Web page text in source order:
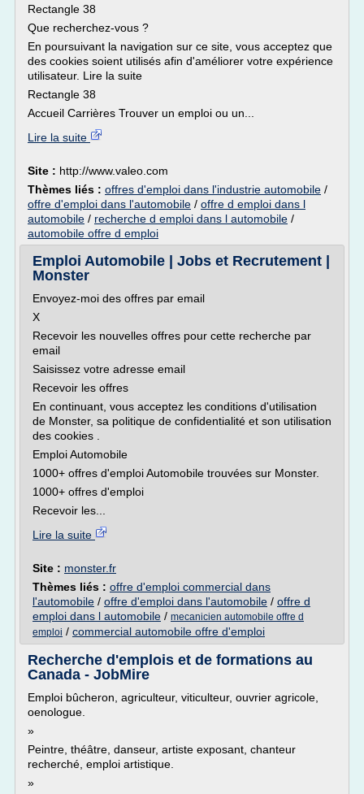
Rectangle 38
Que recherchez-vous ?
En poursuivant la navigation sur ce site, vous acceptez que
des cookies soient utilisés afin d'améliorer votre expérience
utilisateur. Lire la suite
Rectangle 38
Accueil Carrières Trouver un emploi ou un...
Lire la suite
Site : http://www.valeo.com
Thèmes liés : offres d'emploi dans l'industrie automobile /
offre d'emploi dans l'automobile / offre d emploi dans l
automobile / recherche d emploi dans l automobile /
automobile offre d emploi
Emploi Automobile | Jobs et Recrutement |
Monster
Envoyez-moi des offres par email
X
Recevoir les nouvelles offres pour cette recherche par
email
Saisissez votre adresse email
Recevoir les offres
En continuant, vous acceptez les conditions d'utilisation
de Monster, sa politique de confidentialité et son utilisation
des cookies .
Emploi Automobile
1000+ offres d'emploi Automobile trouvées sur Monster.
1000+ offres d'emploi
Recevoir les...
Lire la suite
Site : monster.fr
Thèmes liés : offre d'emploi commercial dans
l'automobile / offre d'emploi dans l'automobile / offre d
emploi dans l automobile / mecanicien automobile offre d
emploi / commercial automobile offre d'emploi
Recherche d'emplois et de formations au
Canada - JobMire
Emploi bûcheron, agriculteur, viticulteur, ouvrier agricole,
oenologue.
»
Peintre, théâtre, danseur, artiste exposant, chanteur
recherché, emploi artistique.
»